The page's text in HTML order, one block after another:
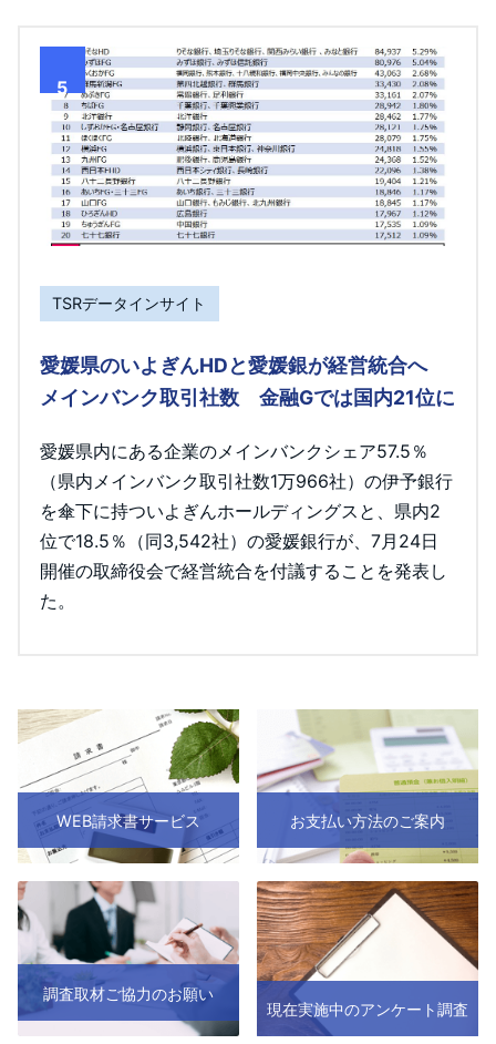
5
TSRデータインサイト
愛媛県のいよぎんHDと愛媛銀が経営統合へ
メインバンク取引社数 金融Gでは国内21位に
愛媛県内にある企業のメインバンクシェア57.5％
（県内メインバンク取引社数1万966社）の伊予銀行
を傘下に持ついよぎんホールディングスと、県内2
位で18.5％（同3,542社）の愛媛銀行が、7月24日
開催の取締役会で経営統合を付議することを発表し
た。
WEB請求書サービス お支払い方法のご案内
調査取材ご協力のお願い
現在実施中のアンケート調査